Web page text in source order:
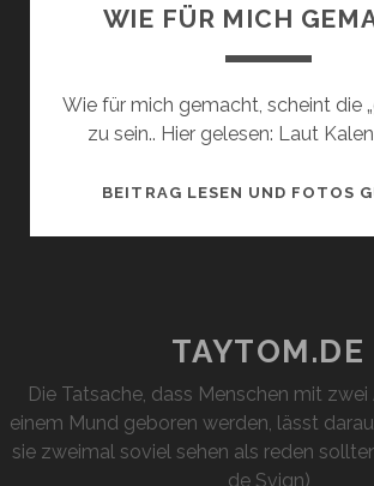
WIE FÜR MICH
Wie für mich gemacht, scheint die
zu sein.. Hier gelesen: Laut
BEITRAG LESEN UND FOTOS
TAYTOM.DE
Die Tatsache, dass Menschen mit zwei
einem Mund geboren werden, lässt
sie zweimal soviel sehen als reden
de Svign)